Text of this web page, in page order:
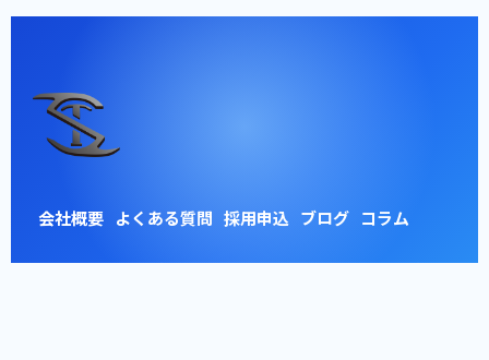
会社概要 よくある質問 採用申込 ブログ コラム
お問い合わせ プライバシーポリシー サイトマップ